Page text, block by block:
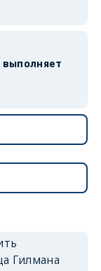
выполняет
Гилмана